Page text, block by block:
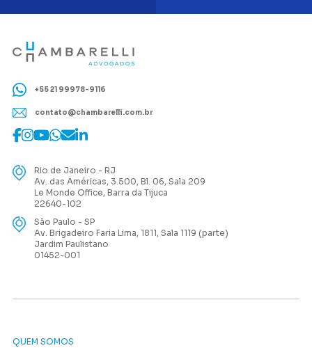
+55 21 99978-9116
contato@chambarelli.com.br
Rio de Janeiro - RJ
Av. das Américas, 3.500, Bl. 06, Sala 209
Le Monde Office, Barra da Tijuca
22640-102
São Paulo - SP
Av. Brigadeiro Faria Lima, 1811, Sala 1119 (parte)
Jardim Paulistano
01452-001
QUEM SOMOS